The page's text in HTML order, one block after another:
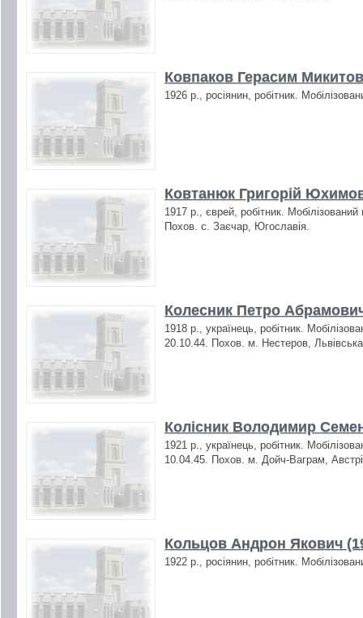
Ковпаков Герасим
1926 р., росіянин, робітник.
Ковтанюк Григорій
1917 р., єврей, робітник.
Похов. с. Заєчар, Югославія.
Колесник Петро
1918 р., українець, робітник.
20.10.44. Похов. м. Нестеров,
Колісник Володимир
1921 р., українець, робітник.
10.04.45. Похов. м. Дойч-Ваграм,
Кольцов Андрон Якович
1922 р., росіянин, робітник.